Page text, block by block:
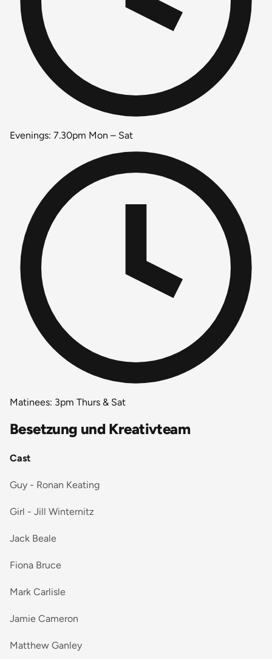
Evenings: 7.30pm Mon – Sat
Matinees: 3pm Thurs & Sat
Besetzung und Kreativteam
Cast
Guy - Ronan Keating
Girl - Jill Winternitz
Jack Beale
Fiona Bruce
Mark Carlisle
Jamie Cameron
Matthew Ganley